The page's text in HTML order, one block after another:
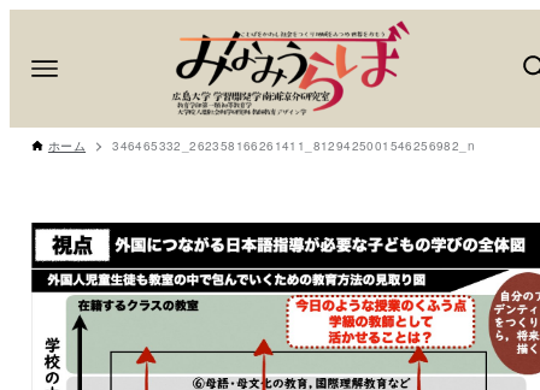
ホーム 346465332_262358166261411_8129425001546256982_n